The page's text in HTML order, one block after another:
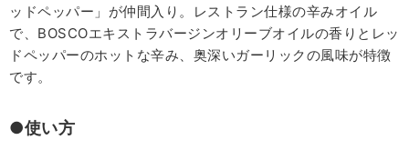
ッドペッパー」が仲間入り。レストラン仕様の辛みオイル
で、BOSCOエキストラバージンオリーブオイルの香りとレッ
ドペッパーのホットな辛み、奥深いガーリックの風味が特徴
です。
●使い方